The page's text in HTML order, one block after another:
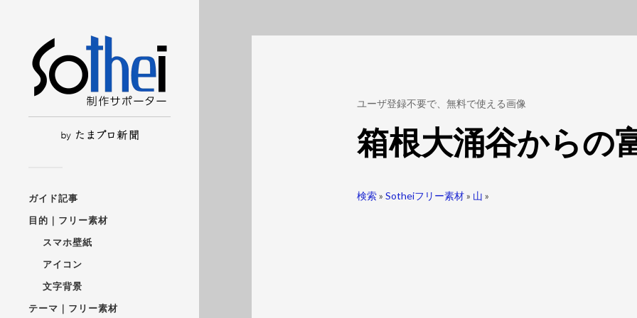
ガイド記事
目的｜フリー素材
スマホ壁紙
アイコン
文字背景
テーマ｜フリー素材
ユーザ登録不要で、無料で使える画像
箱根大涌谷からの
検索» Sotheiフリー素材» 山 »